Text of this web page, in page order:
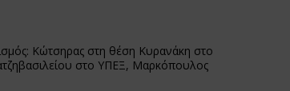
Κώτσηρας στη θέση Κυρανάκη στο
στο ΥΠΕΞ, Μαρκόπουλος